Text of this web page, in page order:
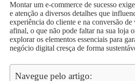
a
t
s
A
n
k
e
d
a
i
l
c
e
b
o
a
r
e
Montar um e-commerce de sucesso
e atenção a diversos detalhes que
experiência do cliente e na conversão de
afinal, o que não pode faltar na sua loja
explorar os elementos essenciais para
negócio digital cresça de forma
Navegue pelo artigo: